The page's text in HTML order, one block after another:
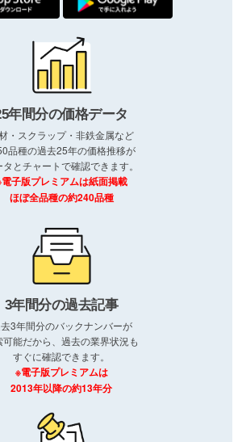
年間分の価格データ
・スクラップ・非鉄金属など
品種の過去25年の価格推移が
とチャートで確認できます。
子版プレミアムは紙面掲載
ほぼ全品種の約240品種
3年間分の過去記事
3年間分のバックナンバーが
可能だから、過去の業界状況も
すぐに確認できます。
※電子版プレミアムは
2013年以降の約13年分